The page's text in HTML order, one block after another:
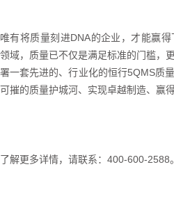
唯有将质量刻进DNA的企业，才能赢
领域，质量已不仅是满足标准的门槛，
署一套先进的、行业化的恒行5QMS质
可摧的质量护城河、实现卓越制造、赢
了解更多详情，请联系：400-600-2588。